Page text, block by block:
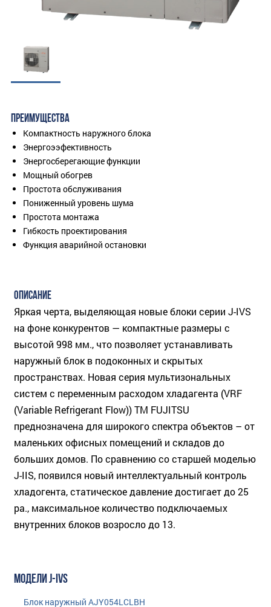
ПРЕИМУЩЕСТВА
Компактность наружного блока
Энергоээфективность
Энергосберегающие функции
Мощный обогрев
Простота обслуживания
Пониженный уровень шума
Простота монтажа
Гибкость проектирования
Функция аварийной остановки
ОПИСАНИЕ
Яркая черта, выделяющая новые блоки серии J-IVS
на фоне конкурентов — компактные размеры с
высотой 998 мм., что позволяет устанавливать
наружный блок в подоконных и скрытых
пространствах. Новая серия мультизональных
систем с переменным расходом хладагента (VRF
(Variable Refrigerant Flow)) ТМ FUJITSU
преднозначена для широкого спектра объектов – от
маленьких офисных помещений и складов до
больших домов. По сравнению со старшей моделью
J-IIS, появился новый интеллектуальный контроль
хладогента, статическое давление достигает до 25
pa., максимальное количество подключаемых
внутренних блоков возросло до 13.
МОДЕЛИ J-IVS
Блок наружный AJY054LCLBH